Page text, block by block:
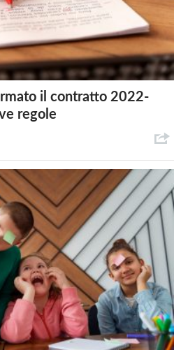
il contratto 2022-
regole